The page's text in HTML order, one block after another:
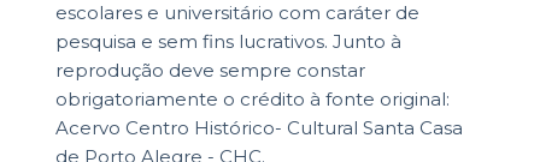
escolares e universitário com caráter de
pesquisa e sem fins lucrativos. Junto à
reprodução deve sempre constar
obrigatoriamente o crédito à fonte original:
Acervo Centro Histórico- Cultural Santa Casa
de Porto Alegre - CHC.